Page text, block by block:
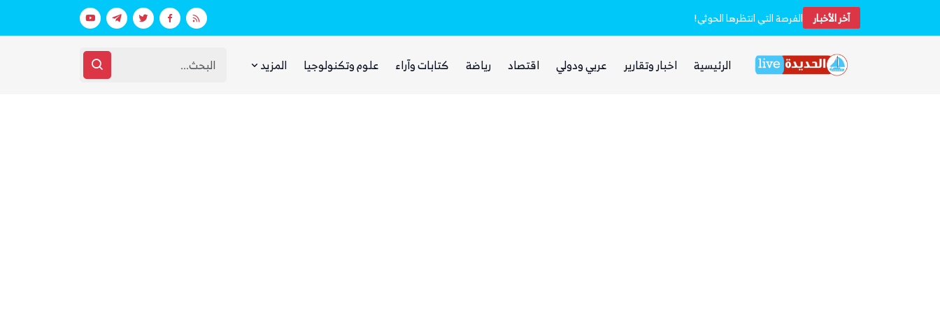
آخر الأخبار الفرصة التي انتظرها الحوثي! بينما يجوع اليمنيون.. شبكات حوثية تتقاسم عقارات فارهة بأموال الفقراء غضب يمني واسع من مجلس القيادة
الرئيسية اخبار وتقارير عربي ودولي اقتصاد رياضة كتابات وآراء علوم وتكنولوجيا المزيد